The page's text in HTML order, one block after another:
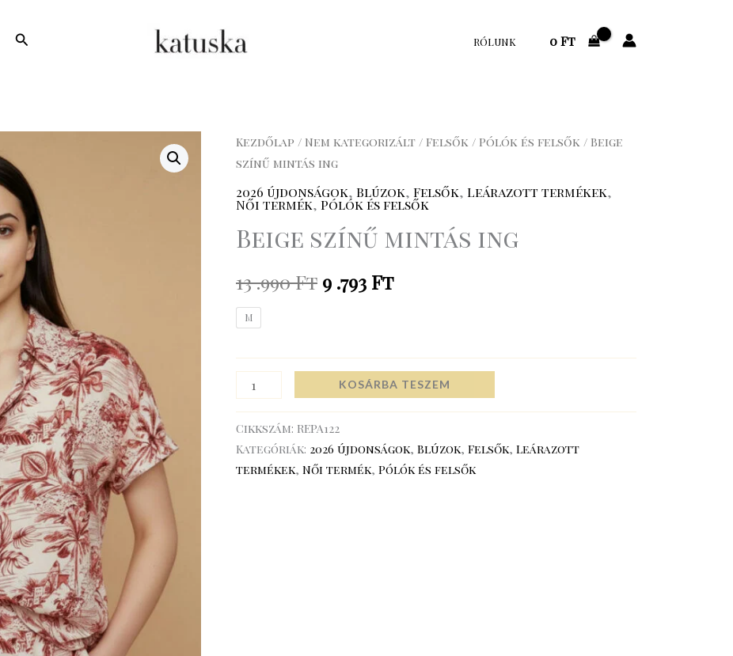
Search RÓLUNK 0Ft
Kezdőlap / Nem kategorizált / Felsők / Pólók és felsők / Beige
színű mintás ing
2026 újdonságok, Blúzok, Felsők, Leárazott termékek,
Női termék, Pólók és felsők
Beige színű mintás ing
13 .990Ft
Original
price
was:
13
.990 Ft.
9 .793 Ft
Current
price
is:
9
.793 Ft.
M
Beige
színű
mintás
ing
mennyiség
KOSÁRBA TESZEM
Cikkszám: REPA122
Kategóriák: 2026 újdonságok, Blúzok, Felsők, Leárazott
termékek, Női termék, Pólók és felsők